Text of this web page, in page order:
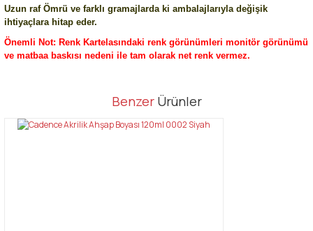
Uzun raf Ömrü ve farklı gramajlarda ki ambalajlarıyla değişik
ihtiyaçlara hitap eder.
Önemli Not: Renk Kartelasındaki renk görünümleri monitör görünümü
ve matbaa baskısı nedeni ile tam olarak net renk vermez.
Bu ürüne ilk yorumu siz yapın!
Bu ürünün fiyat bilgisi, resim, ürün açıklamalarında ve diğer
tarafımıza iletebilirsiniz.
Benzer Ürünler